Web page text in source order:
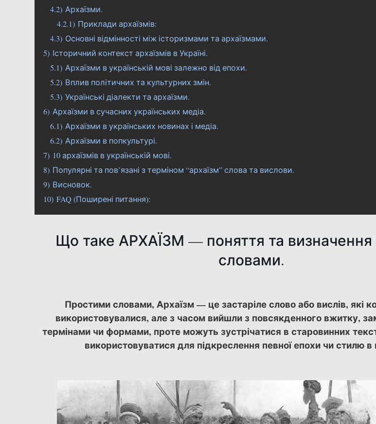
4.2) Архаїзми.
4.2.1) Приклади архаїзмів:
4.3) Основні відмінності між історизмами та архаїзмами.
5) Історичний контекст архаїзмів в Україні.
5.1) Архаїзми в українській мові залежно від епохи.
5.2) Вплив політичних та культурних змін.
5.3) Українські діалекти та архаїзми.
6) Архаїзми в сучасних українських медіа.
6.1) Архаїзми в українських новинах і медіа.
6.2) Архаїзми в попкультурі.
7) 10 архаїзмів в українській мові.
8) Популярні та пов’язані з терміном “архаїзм” слова та вислови.
9) Висновок.
10) FAQ (Поширені питання):
Що таке АРХАЇЗМ — поняття та
словами.
Простими словами, Архаїзм — це застаріле слово або вислів, які
використовувалися, але з часом вийшли з повсякденного вжитку,
термінами чи формами, проте можуть зустрічатися в старовинних
використовуватися для підкреслення певної епохи чи стилю в